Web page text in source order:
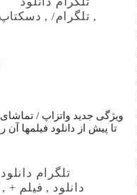
, تلگرام/ , دسکتاپ
ویژگی جدید واتزاپ / تماشای
تا پیش از دانلود فیلمها
تلگرام دانلود
دانلود , فیلم + ,